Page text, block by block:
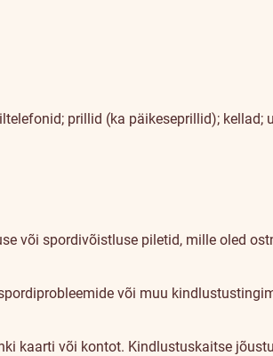
prillid (ka päikeseprillid); kellad;
või spordivõistluse piletid, mille oled
või muu
kaarti või kontot. Kindlustuskaitse